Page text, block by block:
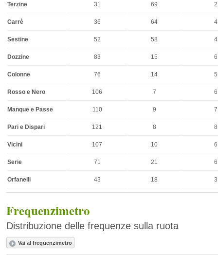
Terzine 31 69 2
Carrè 36 64 4
Sestine 52 58 4
Dozzine 83 15 6
Colonne 76 14 5
Rosso e Nero 106 7 6
Manque e Passe 110 9 7
Pari e Dispari 121 8 8
Vicini 107 10 6
Serie 71 21 6
Orfanelli 43 18 3
Frequenzimetro
Distribuzione delle frequenze sulla ruota